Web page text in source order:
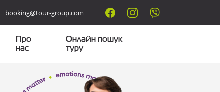
booking@tour-group.com
Про
нас
Онлайн пошук
туру